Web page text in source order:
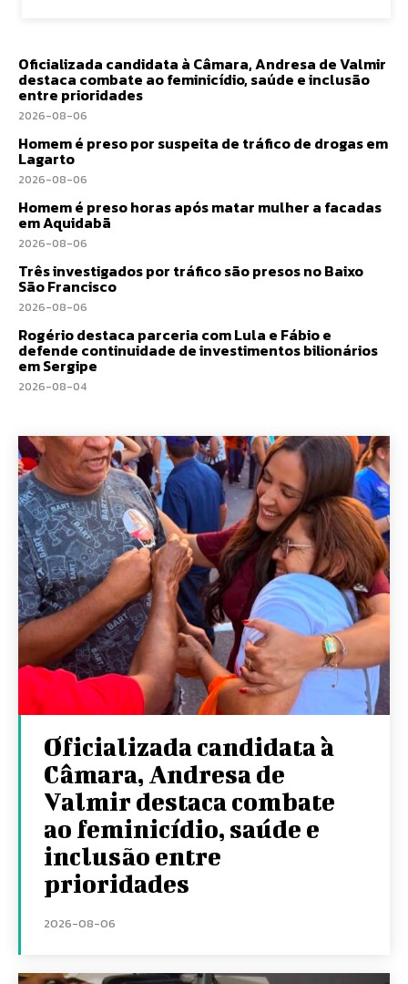
Oficializada candidata à Câmara, Andresa de Valmir
destaca combate ao feminicídio, saúde e inclusão
entre prioridades
2026-08-06
Homem é preso por suspeita de tráfico de drogas em
Lagarto
2026-08-06
Homem é preso horas após matar mulher a facadas
em Aquidabã
2026-08-06
Três investigados por tráfico são presos no Baixo
São Francisco
2026-08-06
Rogério destaca parceria com Lula e Fábio e
defende continuidade de investimentos bilionários
em Sergipe
2026-08-04
Oficializada candidata à
Câmara, Andresa de
Valmir destaca combate
ao feminicídio, saúde e
inclusão entre
prioridades
2026-08-06